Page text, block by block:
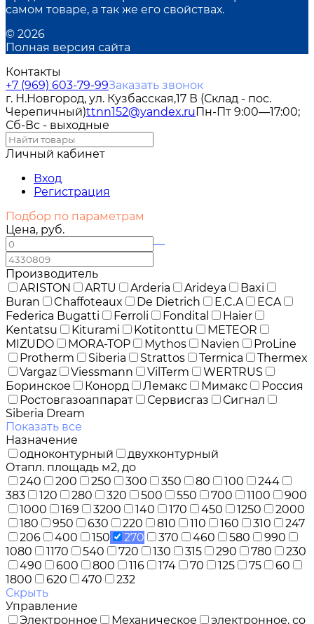
самом товаре, а так же его свойствах.
© 2026
Полная версия сайта
Контакты
+7 (969) 603-79-99Заказать звонок
г. Н.Новгород, ул. Кузбасская,17 В (Склад - пос.
Черепичный)ttnn152@yandex.ruПн-Пт 9:00—17:00;
Сб-Вс - выходные
Личный кабинет
Вход
Регистрация
Подбор по параметрам
Цена, руб.
—
Производитель
ARISTON
ARTU Arderia Arideya
Baxi
Buran
Chaffoteaux De Dietrich E.C.A
ECA
Federica Bugatti
Ferroli Fondital
Haier
Kentatsu
Kiturami Kotitonttu
METEOR
MIZUDO
MORA-TOP Mythos Navien
ProLine
Protherm
Siberia Strattos Termica
Thermex
Vargaz
Viessmann VilTerm
WERTRUS
Боринское
Конорд Лемакс Мимакс
Россия
Ростовгазоаппарат
Сервисгаз
Сигнал
Siberia Dream
Показать все
Назначение
одноконтурный
двухконтурный
Отапл. площадь м2, до
240
200 250 300 350 80 100
244
383
120 280 320 500 550 700 1100
900
1000
169 3200 140 170 450 1250
2000
180
950 630 220 810 110 160 310
247
206
400 150 270 370 460 580
990
1080
1170 540 720 130 315 290 780
230
490
600 800 116 174 70 125 75
60
1800
620 470
232
Скрыть
Управление
Электронное
Механическое
электронное, со